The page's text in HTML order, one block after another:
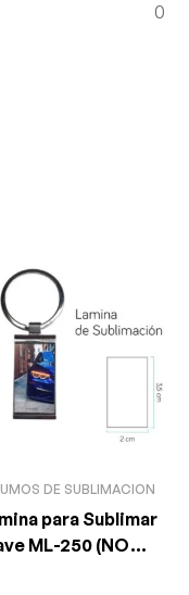
0
DE SUBLIMACION
para Sublimar
ML-250 (NO